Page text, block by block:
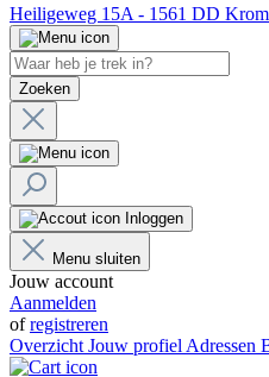
Heiligeweg 15A - 1561 DD
Zoeken
Inloggen
Menu sluiten
Jouw account
Aanmelden
ofregistreren
Overzicht Jouw profiel Adressen